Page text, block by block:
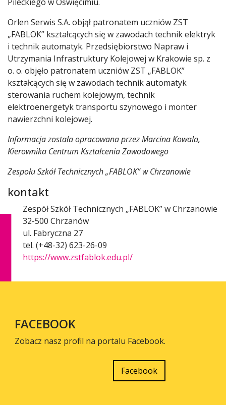
Orlen Serwis S.A. objął patronatem uczniów ZST
„FABLOK” kształcących się w zawodach technik elektryk
i technik automatyk. Przedsiębiorstwo Napraw i
Utrzymania Infrastruktury Kolejowej w Krakowie sp. z
o. o. objęło patronatem uczniów ZST „FABLOK”
kształcących się w zawodach technik automatyk
sterowania ruchem kolejowym, technik
elektroenergetyk transportu szynowego i monter
nawierzchni kolejowej.
Informacja została opracowana przezMarcina Kowala,
Kierownika Centrum Kształcenia Zawodowego
Zespołu Szkół Technicznych „FABLOK” w Chrzanowie
kontakt
Zespół Szkół Technicznych „FABLOK” w Chrzanowie
32-500 Chrzanów
ul. Fabryczna 27
tel. (+48-32) 623-26-09
https://www.zstfablok.edu.pl/
FACEBOOK
Zobacz nasz profil na portalu Facebook.
Facebook